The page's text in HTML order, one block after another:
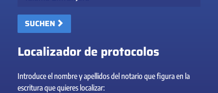
SUCHEN
Localizador de protocolos
Introduce el nombre y apellidos del notario que figura en la
escritura que quieres localizar: